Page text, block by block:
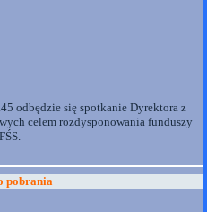
odbędzie się spotkanie Dyrektora z
celem rozdysponowania funduszy
pobrania